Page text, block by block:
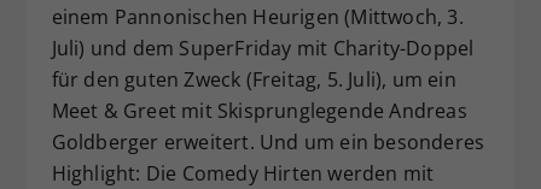
einem Pannonischen Heurigen (Mittwoch, 3.
Juli) und dem SuperFriday mit Charity-Doppel
für den guten Zweck (Freitag, 5. Juli), um ein
Meet & Greet mit Skisprunglegende Andreas
Goldberger erweitert. Und um ein besonderes
Highlight: Die Comedy Hirten werden mit